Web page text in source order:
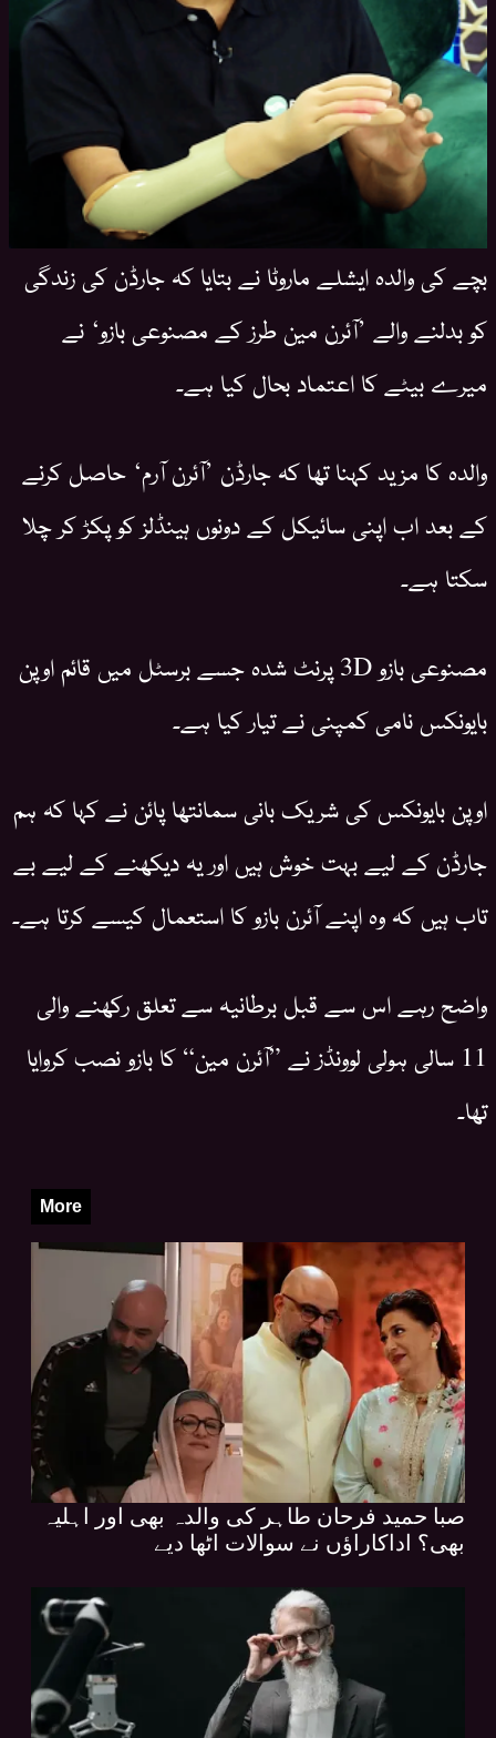
بچے کی والدہ ایشلے ماروٹا نے بتایا کہ جارڈن کی زندگی
کو بدلنے والے ’آئرن مین طرز کے مصنوعی بازو‘ نے
میرے بیٹے کا اعتماد بحال کیا ہے۔
والدہ کا مزید کہنا تھا کہ جارڈن ’آئرن آرم‘ حاصل کرنے
کے بعد اب اپنی سائیکل کے دونوں ہینڈلز کو پکڑ کر چلا
سکتا ہے۔
مصنوعی بازو 3D پرنٹ شدہ جسے برسٹل میں قائم اوپن
بایونکس نامی کمپنی نے تیار کیا ہے۔
اوپن بایونکس کی شریک بانی سمانتھا پائن نے کہا کہ ہم
جارڈن کے لیے بہت خوش ہیں اور یہ دیکھنے کے لیے بے
تاب ہیں کہ وہ اپنے آئرن بازو کا استعمال کیسے کرتا ہے۔
واضح رہے اس سے قبل برطانیہ سے تعلق رکھنے والی
11 سالی ہولی لوونڈز نے ”آئرن مین“ کا بازو نصب کروایا
تھا۔
More
صبا حمید فرحان طاہر کی والدہ بھی اور اہلیہ
بھی؟ اداکاراؤں نے سوالات اٹھا دیے